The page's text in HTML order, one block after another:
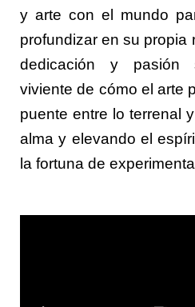
y arte con el mundo
profundizar en su propia
dedicación y pasión
viviente de cómo el arte
puente entre lo terrenal
alma y elevando el
la fortuna de